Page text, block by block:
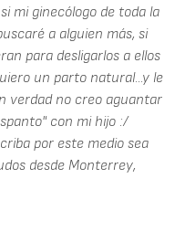
mi ginecólogo de toda la
a alguien más, si
para desligarlos a ellos
un parto natural...y le
verdad no creo aguantar
con mi hijo :/
por este medio sea
desde Monterrey,